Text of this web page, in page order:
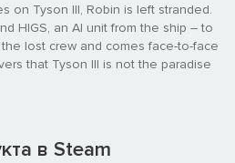
on Tyson III, Robin is left stranded.
HIGS, an AI unit from the ship – to
lost crew and comes face-to-face
that Tyson III is not the paradise
в Steam